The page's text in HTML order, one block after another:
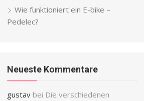
Wie funktioniert ein E-bike –
Pedelec?
Neueste Kommentare
gustav bei Die verschiedenen